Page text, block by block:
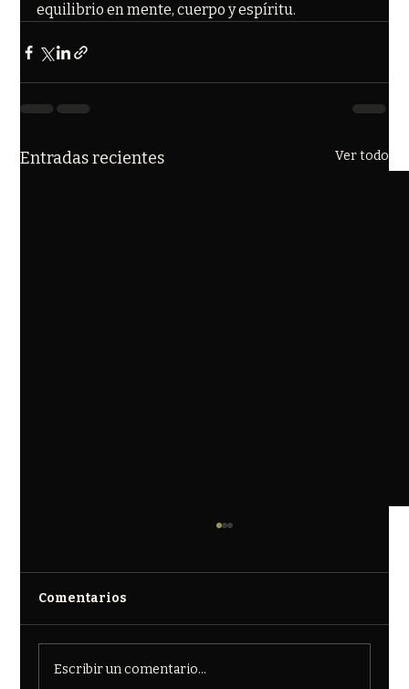
equilibrio en mente, cuerpo y espíritu.
Entradas recientes Ver todo
Comentarios
Escribir un comentario...